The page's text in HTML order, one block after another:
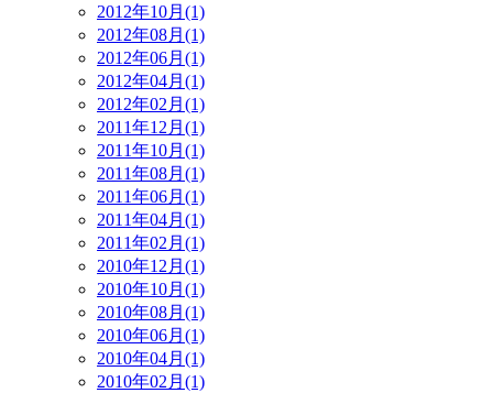
2012年10月(1)
2012年08月(1)
2012年06月(1)
2012年04月(1)
2012年02月(1)
2011年12月(1)
2011年10月(1)
2011年08月(1)
2011年06月(1)
2011年04月(1)
2011年02月(1)
2010年12月(1)
2010年10月(1)
2010年08月(1)
2010年06月(1)
2010年04月(1)
2010年02月(1)